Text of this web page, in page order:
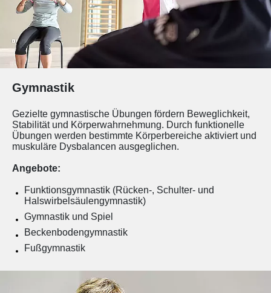
Gymnastik
Gezielte gymnastische Übungen fördern Beweglichkeit,
Stabilität und Körperwahrnehmung. Durch funktionelle
Übungen werden bestimmte Körperbereiche aktiviert und
muskuläre Dysbalancen ausgeglichen.
Angebote:
Funktionsgymnastik (Rücken-, Schulter- und
Halswirbelsäulengymnastik)
Gymnastik und Spiel
Beckenbodengymnastik
Fußgymnastik